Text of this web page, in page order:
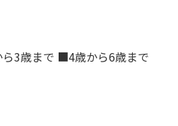
3歳まで ■4歳から6歳まで